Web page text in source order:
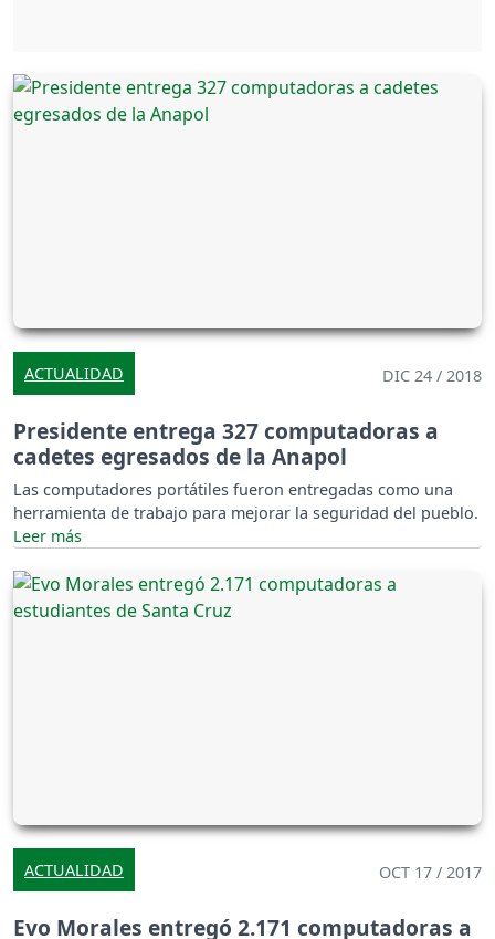
ACTUALIDAD DIC 24 / 2018
Presidente entrega 327 computadoras a
cadetes egresados de la Anapol
Las computadores portátiles fueron entregadas como una
herramienta de trabajo para mejorar la seguridad del pueblo.
ACTUALIDAD OCT 17 / 2017
Evo Morales entregó 2.171 computadoras a